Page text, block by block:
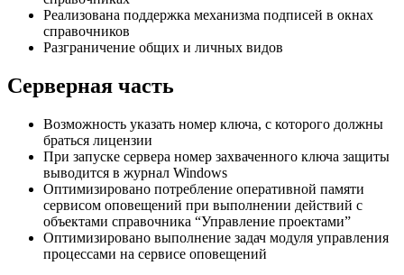
Реализована поддержка механизма подписей в окнах
справочников
Разграничение общих и личных видов
Серверная часть
Возможность указать номер ключа, с которого должны
браться лицензии
При запуске сервера номер захваченного ключа защиты
выводится в журнал Windows
Оптимизировано потребление оперативной памяти
сервисом оповещений при выполнении действий с
объектами справочника “Управление проектами”
Оптимизировано выполнение задач модуля управления
процессами на сервисе оповещений